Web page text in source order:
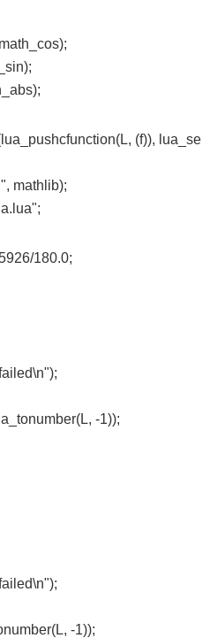
(f)), lua_se
mathlib);
180.0;
-1));
-1));